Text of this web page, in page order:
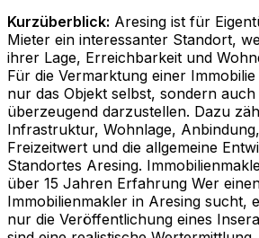
Kurzüberblick: Aresing ist für
Mieter ein interessanter Standort,
ihrer Lage, Erreichbarkeit und
Für die Vermarktung einer
nur das Objekt selbst, sondern
überzeugend darzustellen. Dazu
Infrastruktur, Wohnlage,
Freizeitwert und die allgemeine
Standortes Aresing.
über 15 Jahren Erfahrung Wer
Immobilienmakler in Aresing sucht,
nur die Veröffentlichung eines